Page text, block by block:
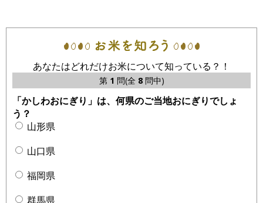
あなたはどれだけお米について知っている？！
第 1 問(全 8問中)
「かしわおにぎり」は、何県のご当地おにぎりでしょ
う？
山形県
山口県
福岡県
群馬県